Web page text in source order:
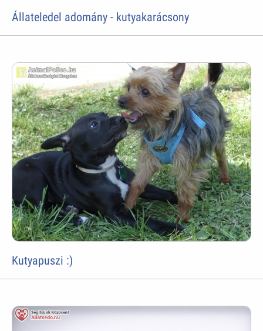
Állateledel adomány - kutyakarácsony
Kutyapuszi :)